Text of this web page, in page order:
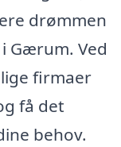
drømmen
Gærum. Ved
firmaer
få det
behov.